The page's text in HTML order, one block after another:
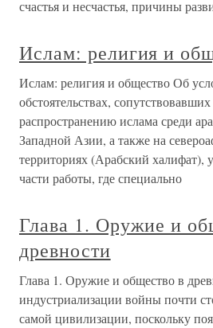
счастья и несчастья, причины
Ислам: религия и
Ислам: религия и общество Об
обстоятельствах,
распространению ислама среди
Западной Азии, а также на
территориях (Арабский халифат),
части работы, где специально
Глава 1. Оружие и
древности
Глава 1. Оружие и общество в
индустриализации войны почти
самой цивилизации, поскольку